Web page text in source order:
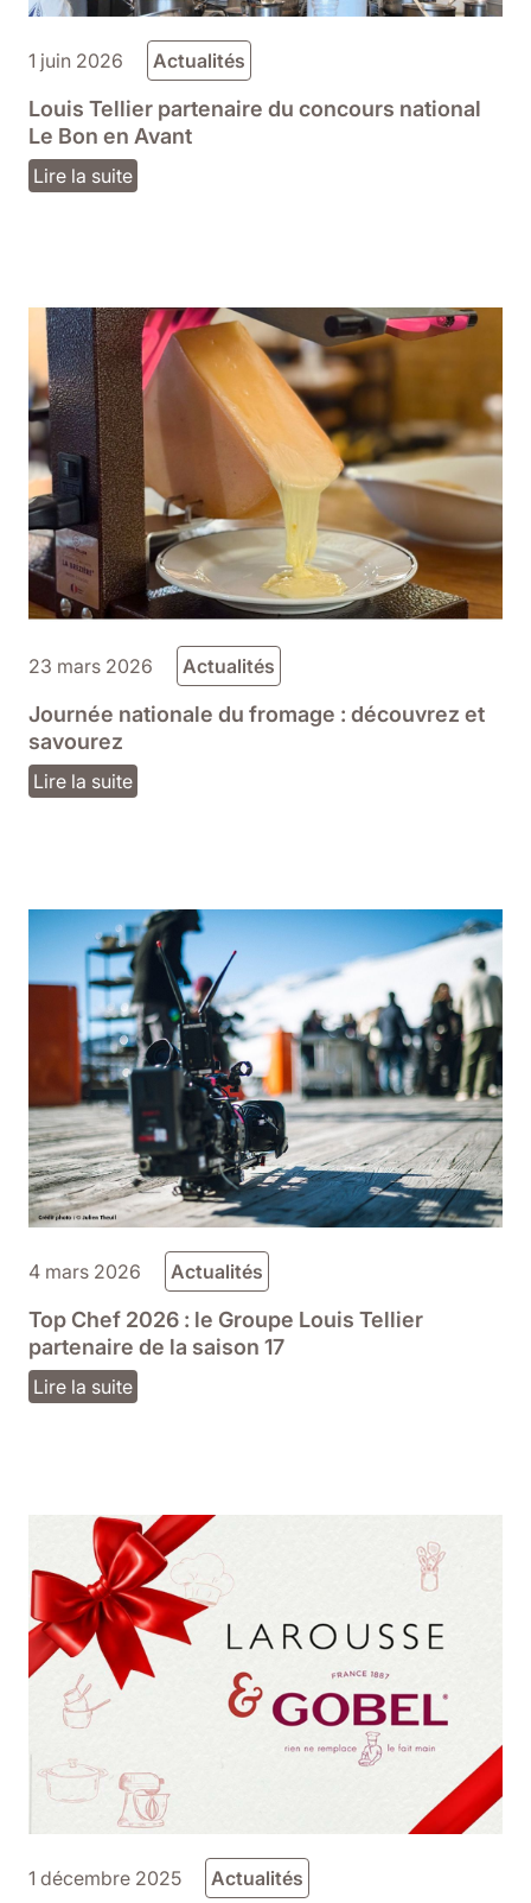
1 juin 2026 Actualités
Louis Tellier partenaire du concours national
Le Bon en Avant
Lire la suite
23 mars 2026 Actualités
Journée nationale du fromage : découvrez et
savourez
Lire la suite
4 mars 2026 Actualités
Top Chef 2026 : le Groupe Louis Tellier
partenaire de la saison 17
Lire la suite
1 décembre 2025 Actualités